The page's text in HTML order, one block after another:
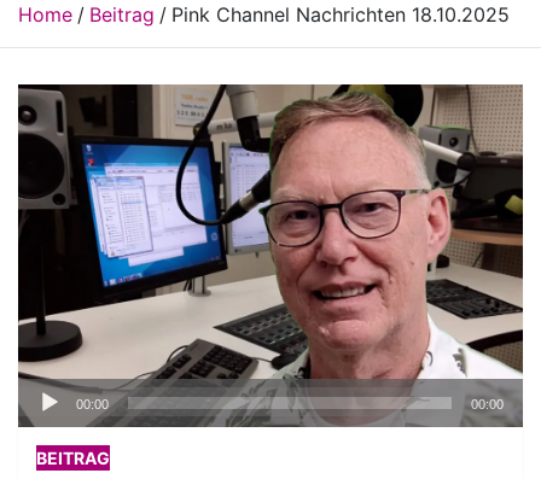
Home Beitrag Pink Channel Nachrichten 18.10.2025
Audio-
Player
00:00 00:00
BEITRAG